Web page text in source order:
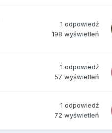
1 odpowiedź
198 wyświetleń
1 odpowiedź
57 wyświetleń
1 odpowiedź
72 wyświetleń